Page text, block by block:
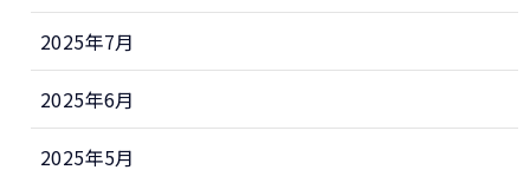
2025年7月
2025年6月
2025年5月